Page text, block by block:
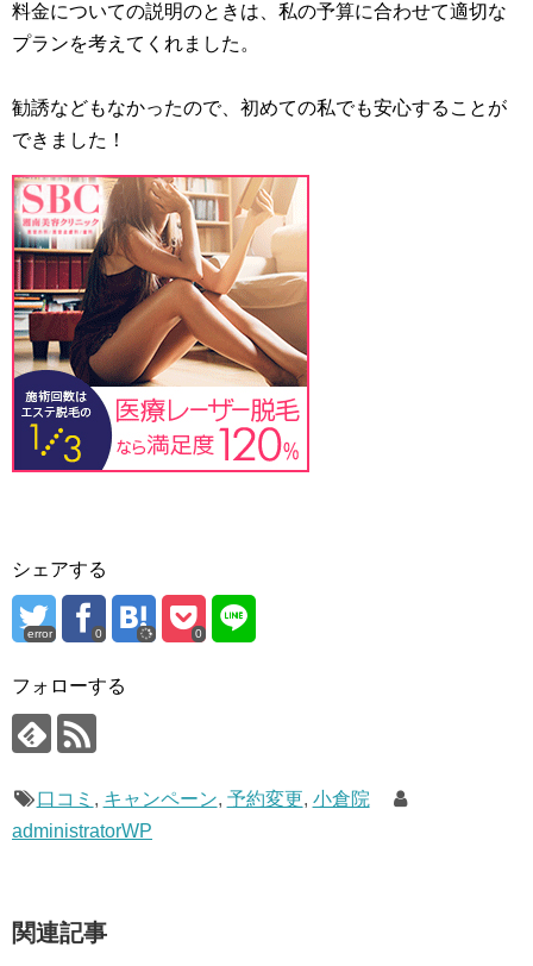
料金についての説明のときは、私の予算に合わせて適切な
プランを考えてくれました。
勧誘などもなかったので、初めての私でも安心することが
できました！
シェアする
error 0 0
フォローする
口コミ , キャンペーン, 予約変更, 小倉院
administratorWP
関連記事